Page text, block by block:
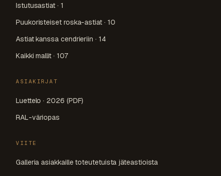
Istutusastiat · 1
Puukoristeiset roska-astiat · 10
Astiat kanssa cendrieriin · 14
Kaikki mallit · 107
ASIAKIRJAT
Luettelo · 2026 (PDF)
RAL-väriopas
VIITE
Galleria asiakkaille toteutetuista jäteastioista